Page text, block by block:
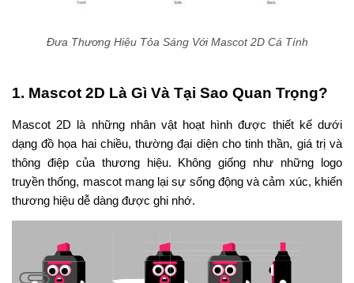
Đưa Thương Hiệu Tỏa Sáng Với Mascot 2D Cá Tính
1. Mascot 2D Là Gì Và Tại Sao Quan Trọng?
Mascot 2D là những nhân vật hoạt hình được thiết kế dưới
dạng đồ họa hai chiều, thường đại diện cho tinh thần, giá trị và
thông điệp của thương hiệu. Không giống như những logo
truyền thống, mascot mang lại sự sống động và cảm xúc, khiến
thương hiệu dễ dàng được ghi nhớ.